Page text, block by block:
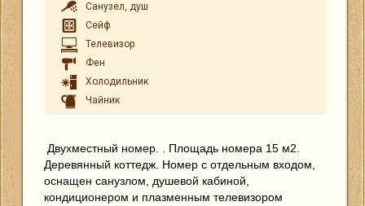
Санузел, душ
Сейф
Телевизор
Фен
Холодильник
Чайник
Двухместный номер. . Площадь номера 15 м2.
Деревянный коттедж. Номер с отдельным входом,
оснащен санузлом, душевой кабиной,
кондиционером и плазменным телевизором